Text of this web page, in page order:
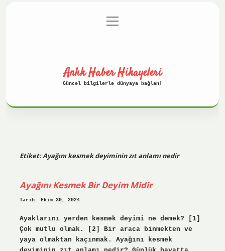
Gizlilik Politikası
menüyü
aç
Anlık Haber Hikayeleri
Güncel bilgilerle dünyaya bağlan!
Etiket:Ayağını kesmek deyiminin zıt anlamı nedir
Ayağını Kesmek Bir Deyim Midir
Tarih: Ekim 30, 2024
Ayaklarını yerden kesmek deyimi ne demek? [1]
Çok mutlu olmak. [2] Bir araca binmekten ve
yaya olmaktan kaçınmak. Ayağını kesmek